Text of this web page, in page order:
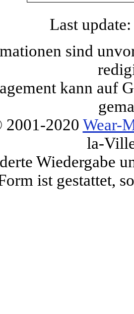
Last
sind
kann auf
2020 Wear-
la-
Wiedergabe
ist gestattet,